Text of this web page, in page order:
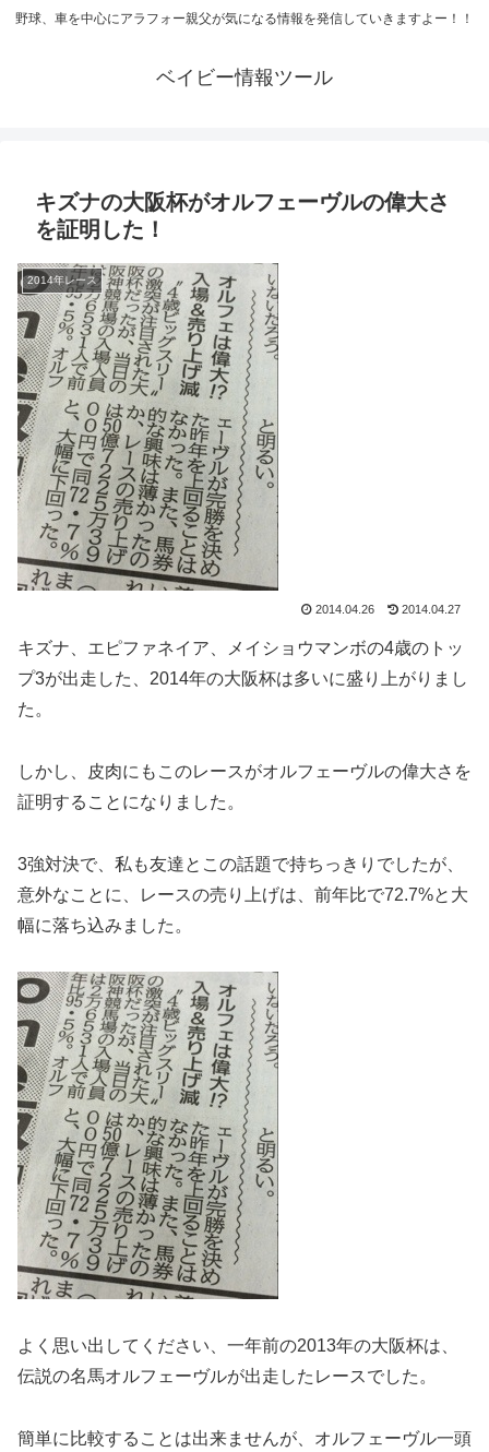
野球、車を中心にアラフォー親父が気になる情報を発信していきますよー！！
ベイビー情報ツール
キズナの大阪杯がオルフェーヴルの偉大さ
を証明した！
2014年レース
2014.04.26 2014.04.27
キズナ、エピファネイア、メイショウマンボの4歳のトッ
プ3が出走した、2014年の大阪杯は多いに盛り上がりまし
た。
しかし、皮肉にもこのレースがオルフェーヴルの偉大さを
証明することになりました。
3強対決で、私も友達とこの話題で持ちっきりでしたが、
意外なことに、レースの売り上げは、前年比で72.7%と大
幅に落ち込みました。
よく思い出してください、一年前の2013年の大阪杯は、
伝説の名馬オルフェーヴルが出走したレースでした。
簡単に比較することは出来ませんが、オルフェーヴル一頭